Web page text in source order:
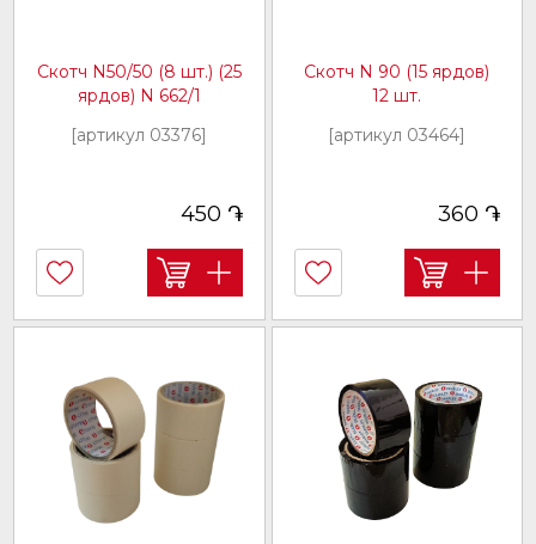
Скотч N50/50 (8 шт.) (25
ярдов) N 662/1
[артикул 03376]
450 ֏
Скотч N 90 (15 ярдов)
12 шт.
[артикул 03464]
360 ֏